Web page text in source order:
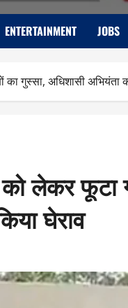
ENTERTAINMENT JOBS
गुस्सा, अधिशासी अभियंता
लेकर फूटा
घेराव